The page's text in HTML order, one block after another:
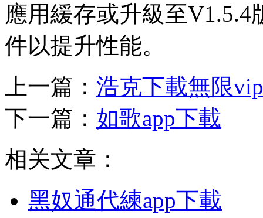
應用緩存或升級至
件以提升性能。
上一篇： 浩克下載無限
下一篇： 如歌app下載
相关文章：
黑奴通代練app下載